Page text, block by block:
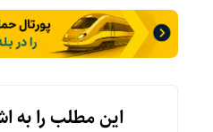
این مطلب را به